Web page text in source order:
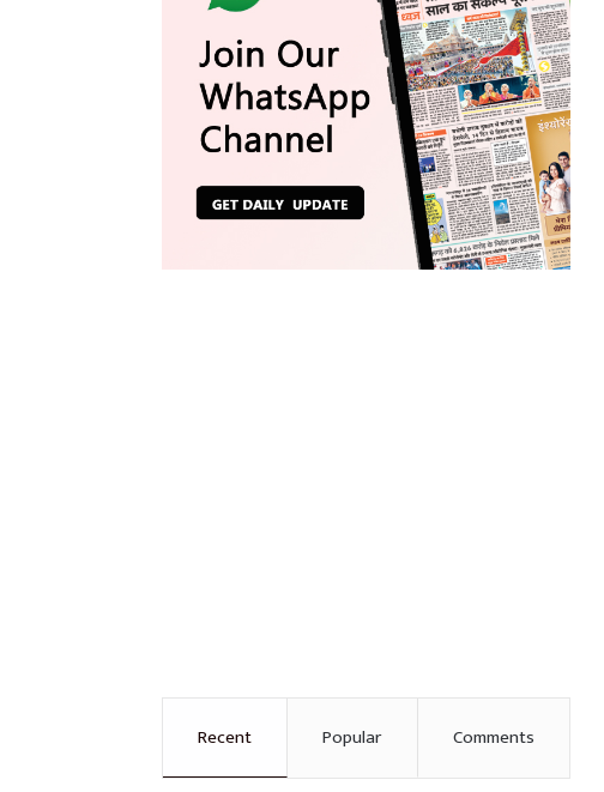
Recent Popular Comments